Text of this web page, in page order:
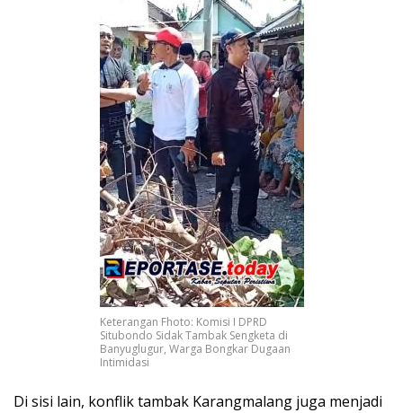
Keterangan Fhoto: Komisi I DPRD
Situbondo Sidak Tambak Sengketa di
Banyuglugur, Warga Bongkar Dugaan
Intimidasi
Di sisi lain, konflik tambak Karangmalang juga menjadi